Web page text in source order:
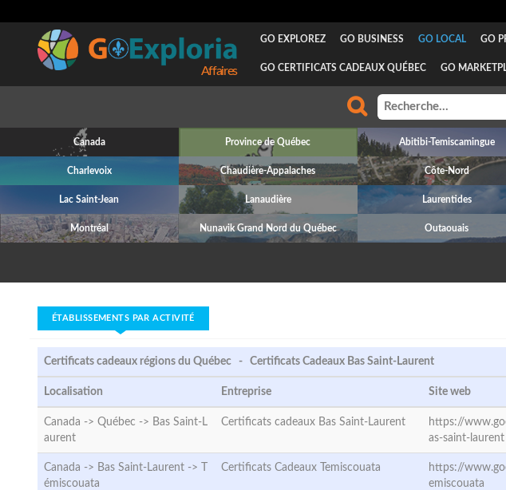
Attraits
GO EXPLOREZ GO BUSINESS GO LOCAL GO
GO CERTIFICATS CADEAUX QUÉBEC GO
Canada Province de Québec Abitibi-Temiscamingue
Charlevoix Chaudière-Appalaches Côte-Nord
Lac Saint-Jean Lanaudière Laurentides
Montréal Nunavik Grand Nord du Québec Outaouais
ÉTABLISSEMENTS PAR ACTIVITÉ
Certificats cadeaux régions du Québec - Certificats Cadeaux Bas Saint-Laurent
Localisation Entreprise Site web
Canada -> Québec -> Bas Saint-L
aurent
Certificats cadeaux Bas Saint-Laurent
https://
as-saint-laurent
Canada -> Bas Saint-Laurent ->
émiscouata
Certificats Cadeaux Temiscouata
https://
emiscouata